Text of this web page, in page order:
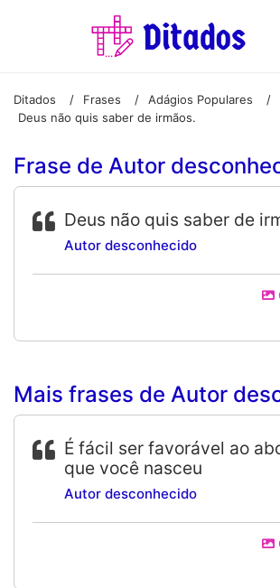
Ditados / Frases / Adágios Populares
/
Deus não quis saber de irmãos.
Frase de Autor
Deus não quis saber de
Autor desconhecido
Mais frases de Autor
É fácil ser favorável ao
que você nasceu
Autor desconhecido